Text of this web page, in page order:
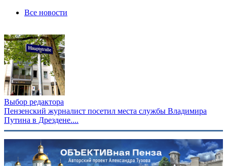
Все новости
Выбор редактора
Пензенский журналист посетил места службы Владимира
Путина в Дрездене....